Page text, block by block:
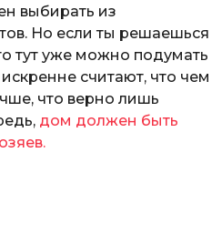
выбирать из
Но если ты решаешься
тут уже можно подумать
считают, что чем
что верно лишь
дом должен быть